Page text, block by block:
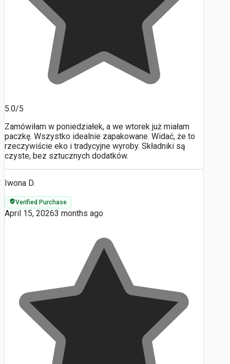
5.0/5
Zamówiłam w poniedziałek, a we wtorek już miałam
paczkę. Wszystko idealnie zapakowane. Widać, że to
rzeczywiście eko i tradycyjne wyroby. Składniki są
czyste, bez sztucznych dodatków.
Iwona D.
Verified Purchase
April 15, 20263 months ago